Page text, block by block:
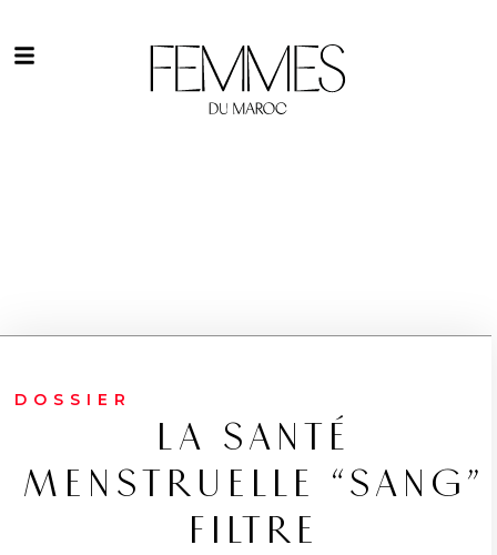
DOSSIER
LA SANTÉ
MENSTRUELLE “SANG”
FILTRE